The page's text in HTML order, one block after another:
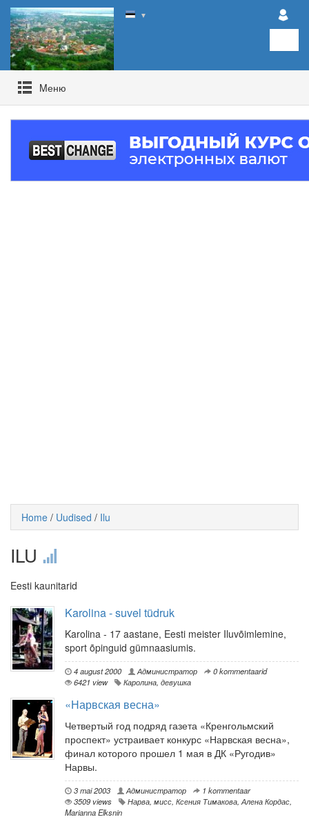
▼
Mеню
Home / Uudised / Ilu
ILU
Eesti kaunitarid
Karolina - suvel tüdruk
Karolina - 17 aastane, Eesti meister Iluvõimlemine,
sport õpinguid gümnaasiumis.
4 august 2000 Администратор
0 kommentaarid
6421 view
Каролина, девушка
«Нарвская весна»
Четвертый год подряд газета «Кренгольмский
проспект» устраивает конкурс «Нарвская весна»,
финал которого прошел 1 мая в ДК «Ругодив»
Нарвы.
3 mai 2003 Администратор
1 kommentaar
3509 views
Нарва, мисс, Ксения Тимакова,Алена Кордас,
Marianna Elksnin